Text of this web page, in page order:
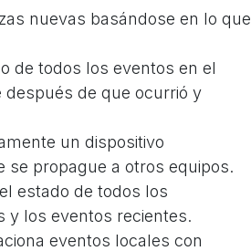
nuevas basándose en lo que
de todos los eventos en el
después de que ocurrió y
un dispositivo
se propague a otros equipos.
estado de todos los
y los eventos recientes.
eventos locales con